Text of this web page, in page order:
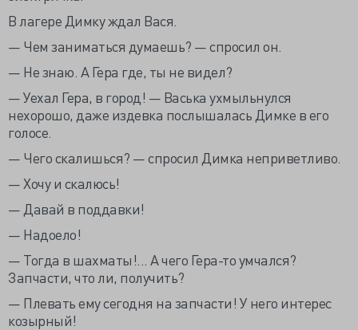
В лагере Димку ждал Вася.
— Чем заниматься думаешь? — спросил он.
— Не знаю. А Гера где, ты не видел?
— Уехал Гера, в город! — Васька ухмыльнулся
нехорошо, даже издевка послышалась Димке в его
голосе.
— Чего скалишься? — спросил Димка неприветливо.
— Хочу и скалюсь!
— Давай в поддавки!
— Надоело!
— Тогда в шахматы!... А чего Гера-то умчался?
Запчасти, что ли, получить?
— Плевать ему сегодня на запчасти! У него интерес
козырный!